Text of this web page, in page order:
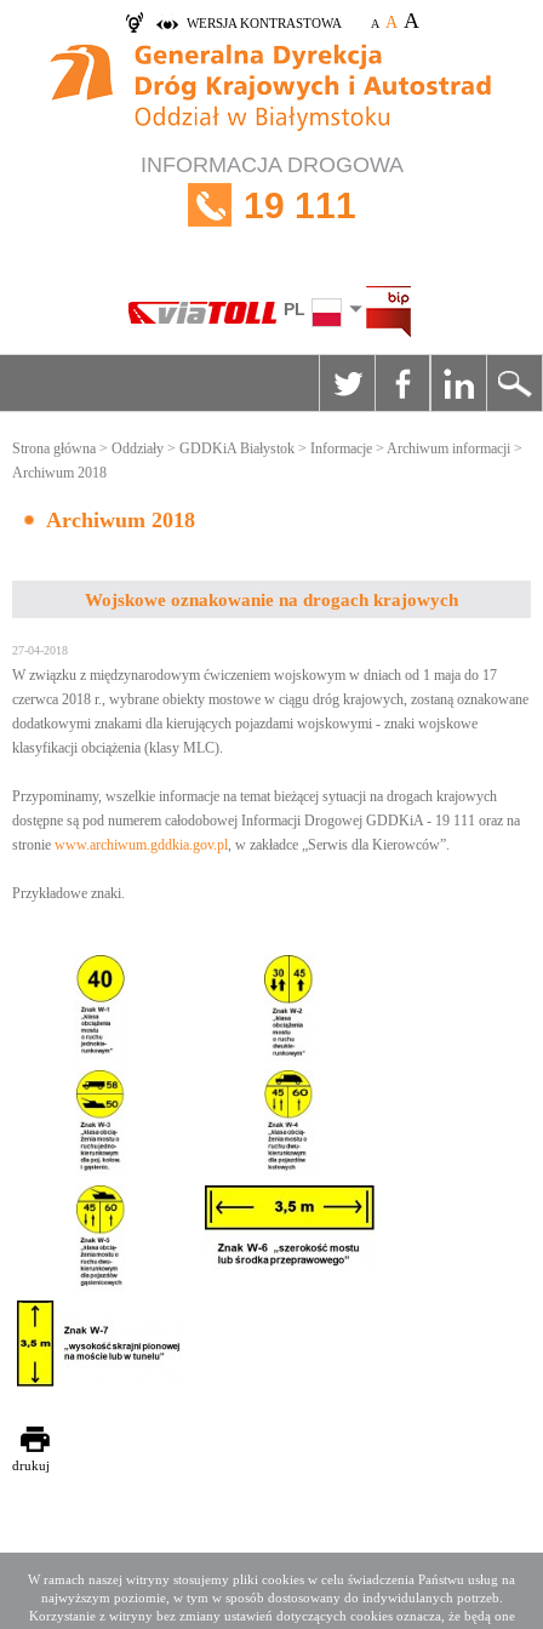
W ramach naszej witryny stosujemy pliki cookies w celu świadczenia Państwu usług na
najwyższym poziomie, w tym w sposób dostosowany do indywidulanych potrzeb.
Korzystanie z witryny bez zmiany ustawień dotyczących cookies oznacza, że będą one
WERSJA KONTRASTOWA A A A
INFORMACJA DROGOWA
19 111
PL
Strona główna > Oddziały > GDDKiA Białystok > Informacje > Archiwum informacji >
Archiwum 2018
Archiwum 2018
Wojskowe oznakowanie na drogach krajowych
27-04-2018
W związku z międzynarodowym ćwiczeniem wojskowym w dniach od 1 maja do 17
czerwca 2018 r., wybrane obiekty mostowe w ciągu dróg krajowych, zostaną oznakowane
dodatkowymi znakami dla kierujących pojazdami wojskowymi - znaki wojskowe
klasyfikacji obciążenia (klasy MLC).
Przypominamy, wszelkie informacje na temat bieżącej sytuacji na drogach krajowych
dostępne są pod numerem całodobowej Informacji Drogowej GDDKiA - 19 111 oraz na
stronie www.archiwum.gddkia.gov.pl, w zakładce „Serwis dla Kierowców”.
Przykładowe znaki.
drukuj
Deklaracja dostępności
Mapa serwisu